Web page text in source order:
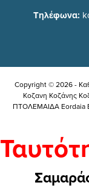
Τηλέφωνα:
Copyright © 2026 -
Κοζανη Κοζάνης
ΠΤΟΛΕΜΑΙΔΑ Eordaia